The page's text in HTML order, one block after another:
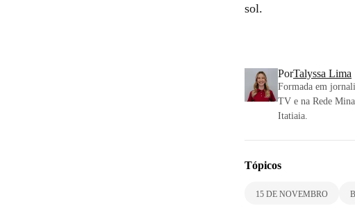
sol.
PorTalyssa Lima
Formada em
TV e na Rede
Itatiaia.
Tópicos
15 DE NOVEMBRO